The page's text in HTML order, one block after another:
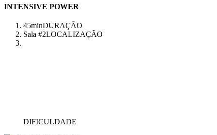
INTENSIVE POWER
45minDURAÇÃO
Sala #2LOCALIZAÇÃO
DIFICULDADE